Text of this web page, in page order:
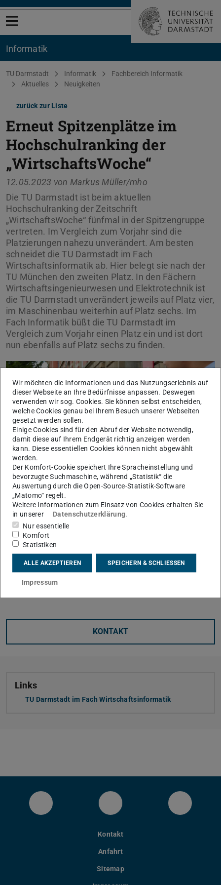
Menü öffnen
Informatik
Sie befinden sich hier:
TU Darmstadt Informatik
Fachbereich Informatik
Aktuelles
Neuigkeiten
zurück zur Liste
Erneut Spitzenplätze im
Hochschulranking der
„WirtschaftsWoche“
12.05.2023 von Markus Müller/mho
Die TU Darmstadt ist beim aktuellen
Hochschulranking der Zeitschrift
„WirtschaftsWoche“ fünfmal in der Spitzengruppe
vertreten. Im Vergleich zum Vorjahr sind die
Platzierungen nahezu unverändert. Am besten
schneidet die TU Darmstadt im Fach
Wirtschaftsinformatik ab. Hier belegt sie nach der
TU München den zweiten Platz. In den Fächern
Wirtschaftsingenieurwesen und Elektrotechnik ist
die TU Darmstadt unverändert jeweils auf Platz vier,
im Maschinenbau weiterhin auf Platz sechs. Im
Fach Informatik büßt die TU Darmstadt im
Vergleich zum Vorjahr einen Platz ein und ist dort
nun ebenfalls auf Platz sechs zu finden.
Für das Ranking der „WirtschaftsWoche“ werden jährlich
Personalverantwortliche in Unternehmen gefragt,
Absolvent:innen welcher Hochschulen sie besonders
gerne einstellen. Die TU Darmstadt wird dabei seit Jahren
genannt. Für das diesjährige Ranking wurden durch die
Agentur Universum wieder mehr als 500
Personalverantwortliche von Unternehmen befragt, die
über alle Branchen verteilt sind.
KONTAKT
Links
TU Darmstadt im Fach Wirtschaftsinformatik
LinkedIn-Seite des Fachbereichs
YouTube Bluesky
Kontakt
Anfahrt
Sitemap
Wir möchten die Informationen und das Nutzungserlebnis auf
dieser Webseite an Ihre Bedürfnisse anpassen. Deswegen
verwenden wir sog. Cookies. Sie können selbst entscheiden,
welche Cookies genau bei Ihrem Besuch unserer Webseiten
gesetzt werden sollen.
Einige Cookies sind für den Abruf der Website notwendig,
damit diese auf Ihrem Endgerät richtig anzeigen werden
kann. Diese essentiellen Cookies können nicht abgewählt
werden.
Der Komfort-Cookie speichert Ihre Spracheinstellung und
bevorzugte Suchmaschine, während „Statistik“ die
Auswertung durch die Open-Source-Statistik-Software
„Matomo“ regelt.
Weitere Informationen zum Einsatz von Cookies erhalten Sie
in unserer
Datenschutzerklärung.
Nur essentielle
Komfort
Statistiken
ALLE AKZEPTIEREN SPEICHERN & SCHLIESSEN
Impressum